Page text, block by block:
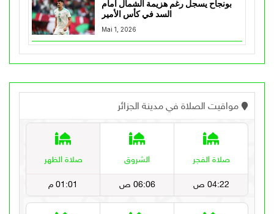
بونجاح يسجل رغم هزيمة الشمال أمام
السد في كأس الأمير
Mai 1, 2026